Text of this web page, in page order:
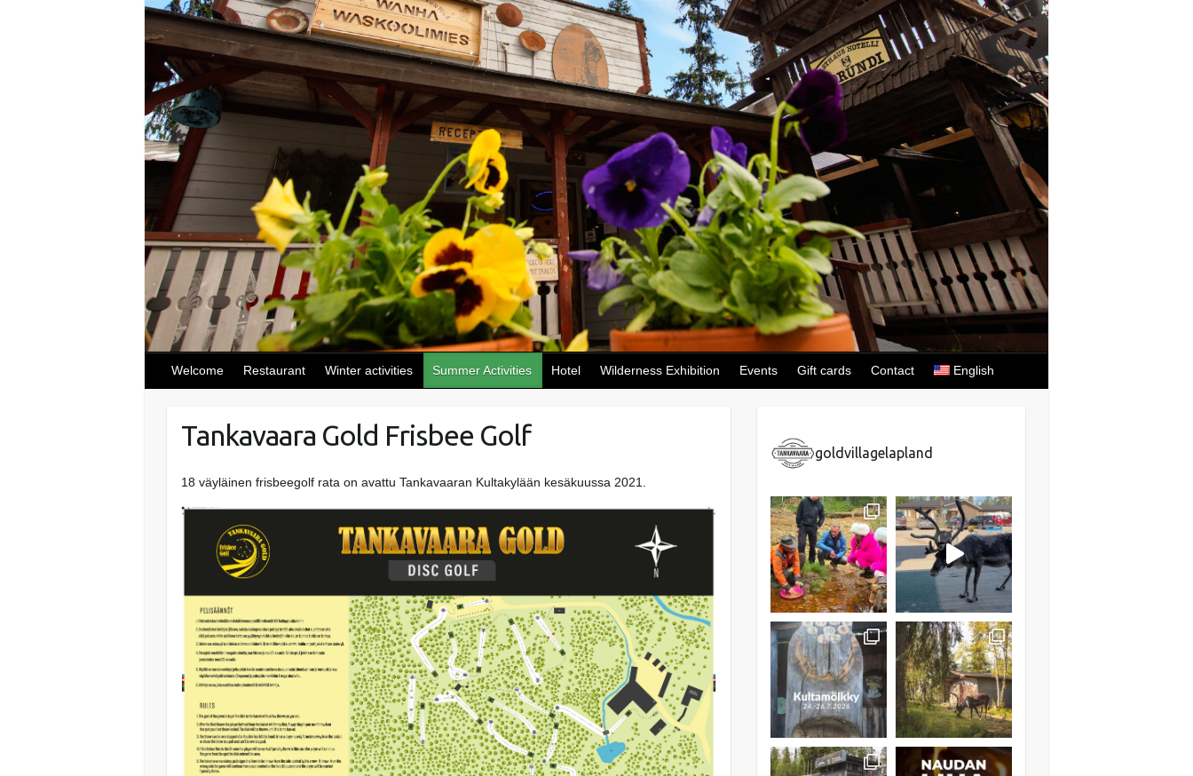
Welcome Restaurant Winter activities Summer Activities Hotel Wilderness Exhibition Events Gift cards Contact English
Tankavaara Gold Frisbee Golf
18 väyläinen frisbeegolf rata on avattu Tankavaaran Kultakylään kesäkuussa 2021.
goldvillagelapland